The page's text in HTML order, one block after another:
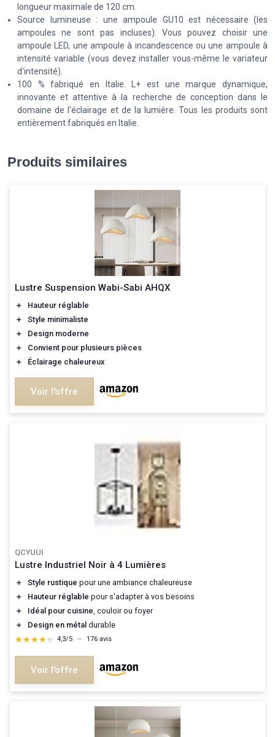
longueur maximale de 120 cm.
Source lumineuse : une ampoule GU10 est nécessaire (les
ampoules ne sont pas incluses). Vous pouvez choisir une
ampoule LED, une ampoule à incandescence ou une ampoule à
intensité variable (vous devez installer vous-même le variateur
d'intensité).
100 % fabriqué en Italie. L+ est une marque dynamique,
innovante et attentive à la recherche de conception dans le
domaine de l'éclairage et de la lumière. Tous les produits sont
entièrement fabriqués en Italie.
Produits similaires
Lustre Suspension Wabi-Sabi AHQX
＋
Hauteur réglable
＋
Style minimaliste
＋
Design moderne
＋
Convient pour plusieurs pièces
＋
Éclairage chaleureux
Voir l'offre
QCYUUI
Lustre Industriel Noir à 4 Lumières
＋ Style rustique pour une ambiance chaleureuse
＋
Hauteur réglable pour s'adapter à vos besoins
＋
Idéal pour cuisine , couloir ou foyer
＋
Design en métal durable
★★★★★
★★★★★ 4,3/5 — 176 avis
Voir l'offre